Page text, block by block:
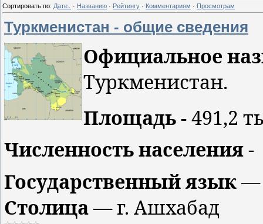
Сортировать по: Дате · Названию · Рейтингу · Комментариям · Просмотрам
Туркменистан - общие сведения
Официальное
Туркменистан.
Площадь -491,2
Численность населения-
Государственный язык—
Столица— г. Ашхабад